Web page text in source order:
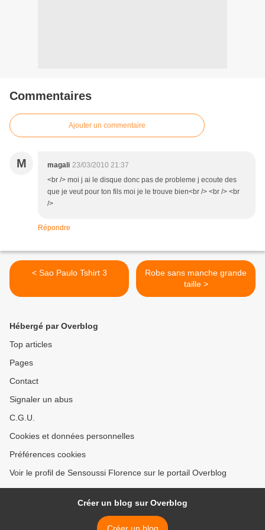
Commentaires
Ajouter un commentaire
M magali 23/03/2010 21:37
<br /> moi j ai le disque donc pas de probleme j ecoute des
que je veut pour ton fils moi je le trouve bien<br /> <br /> <br
/>
Répondre
< Sao Paulo Tshirt 3
Robe sans manche grande
taille >
Hébergé par Overblog
Top articles
Pages
Contact
Signaler un abus
C.G.U.
Cookies et données personnelles
Préférences cookies
Voir le profil de Sensoussi Florence sur le portail Overblog
Créer un blog sur Overblog